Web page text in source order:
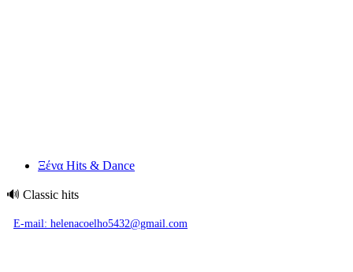
Ξένα Hits & Dance
🔊 Classic hits
E-mail: helenacoelho5432@gmail.com